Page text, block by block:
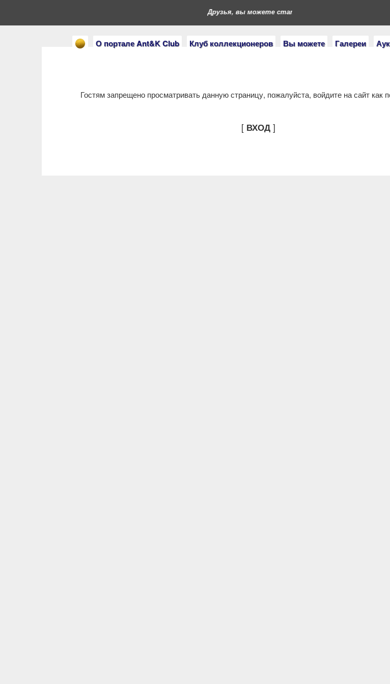
О портале Ant&K Club Клуб коллекционеров Вы можете Галереи
Друзья, вы можете стать героями нашего портала.
Гостям запрещено просматривать данную страницу, пожалуйста, войдите на сайт как
[ ВХОД]